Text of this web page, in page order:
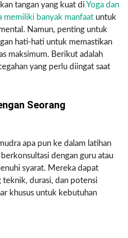
tangan yang kuat di Yoga dan
memiliki banyak manfaat untuk
Namun, penting untuk
hati-hati untuk memastikan
maksimum. Berikut adalah
yang perlu diingat saat
Seorang
apa pun ke dalam latihan
dengan guru atau
syarat. Mereka dapat
teknik, durasi, dan potensi
khusus untuk kebutuhan